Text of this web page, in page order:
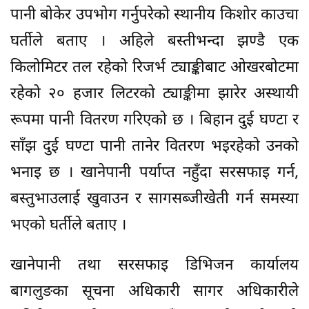
पानी बोकेर उपभोग गर्नुपरेको स्थानीय किशोर काउचा
घर्तीले बताए । अहिले बस्तीभन्दा झण्डै एक
किलोमिटर तल रहेको रिजर्भ ट्याङ्कीबाट ओखरबोटमा
रहेको २० हजार लिटरको ट्याङ्कीमा झारेर अस्थायी
रूपमा पानी वितरण गरिएको छ । बिहान दुई घण्टा र
साँझ दुई घण्टा पानी तानेर वितरण भइरहेको उनको
भनाइ छ । खानेपानी पर्याप्त नहुँदा सरसफाइ गर्न,
बस्तुभाउलाई खुवाउन र सागसब्जीखेती गर्न समस्या
भएको घर्तीले बताए ।
खानेपानी तथा सरसफाइ डिभिजन कार्यालय
बागलुङका सूचना अधिकारी सागर अधिकारीले